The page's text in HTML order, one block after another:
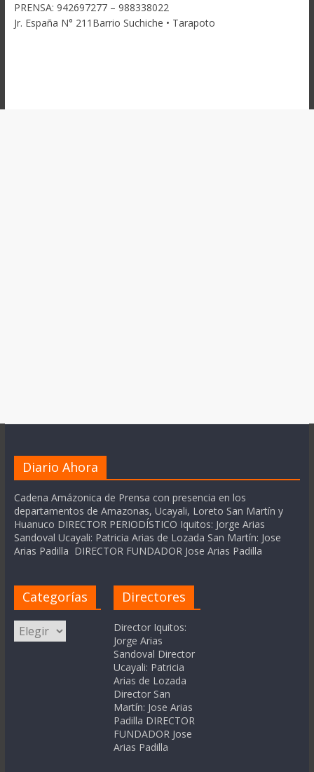
PRENSA: 942697277 – 988338022
Jr. España N° 211Barrio Suchiche • Tarapoto
Diario Ahora
Cadena Amázonica de Prensa con presencia en los
departamentos de Amazonas, Ucayali, Loreto San Martín y
Huanuco DIRECTOR PERIODÍSTICO Iquitos: Jorge Arias
Sandoval Ucayali: Patricia Arias de Lozada San Martín: Jose
Arias Padilla DIRECTOR FUNDADOR Jose Arias Padilla
Categorías
Categorías
Directores
Director Iquitos:
Jorge Arias
Sandoval Director
Ucayali: Patricia
Arias de Lozada
Director San
Martín: Jose Arias
Padilla DIRECTOR
FUNDADOR Jose
Arias Padilla